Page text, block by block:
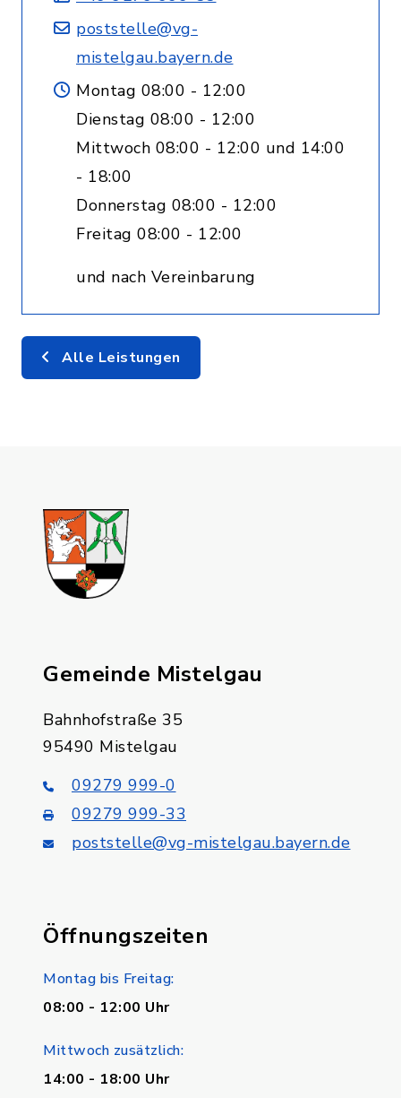
poststelle@vg-
mistelgau.bayern.de
Montag 08:00 - 12:00
Dienstag 08:00 - 12:00
Mittwoch 08:00 - 12:00 und 14:00
- 18:00
Donnerstag 08:00 - 12:00
Freitag 08:00 - 12:00
und nach Vereinbarung
Alle Leistungen
Gemeinde Mistelgau
Bahnhofstraße 35
95490 Mistelgau
09279 999-0
09279 999-33
poststelle@vg-mistelgau.bayern.de
Öffnungszeiten
Montag bis Freitag:
08:00 - 12:00 Uhr
Mittwoch zusätzlich:
14:00 - 18:00 Uhr